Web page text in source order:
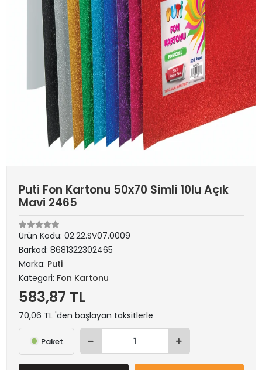
Puti Fon Kartonu 50x70 Simli 10lu Açık
Mavi 2465
Ürün Kodu: 02.22.SV07.0009
Barkod: 8681322302465
Marka: Puti
Kategori: Fon Kartonu
583,87 TL
70,06 TL 'den başlayan taksitlerle
Paket